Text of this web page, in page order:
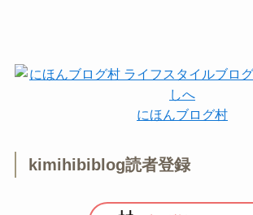
にほんブログ村
kimihibiblog読者登録